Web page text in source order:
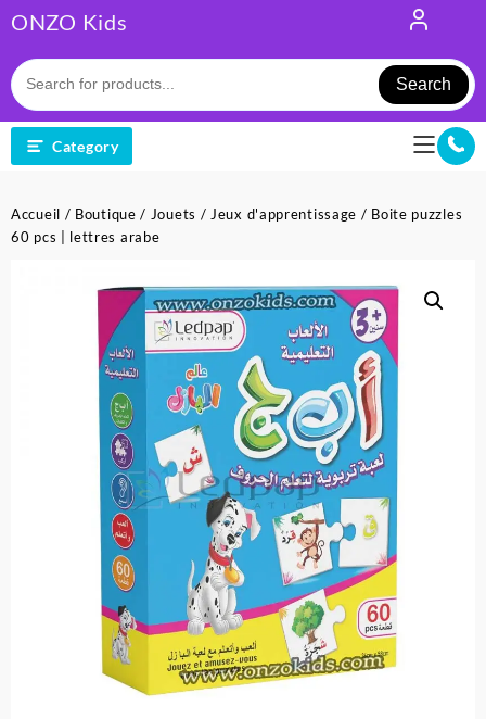
to
content
ONZO Kids
Search
Category
Accueil / Boutique / Jouets / Jeux d'apprentissage / Boite puzzles
60 pcs | lettres arabe